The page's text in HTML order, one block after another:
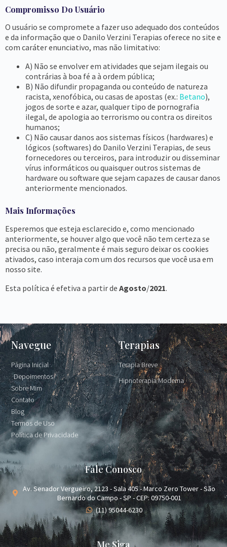
Compromisso Do Usuário
O usuário se compromete a fazer uso adequado dos conteúdos
e da informação que o Danilo Verzini Terapias oferece no site e
com caráter enunciativo, mas não limitativo:
A) Não se envolver em atividades que sejam ilegais ou
contrárias à boa fé a à ordem pública;
B) Não difundir propaganda ou conteúdo de natureza
racista, xenofóbica, ou casas de apostas (ex.: Betano),
jogos de sorte e azar, qualquer tipo de pornografia
ilegal, de apologia ao terrorismo ou contra os direitos
humanos;
C) Não causar danos aos sistemas físicos (hardwares) e
lógicos (softwares) do Danilo Verzini Terapias, de seus
fornecedores ou terceiros, para introduzir ou disseminar
vírus informáticos ou quaisquer outros sistemas de
hardware ou software que sejam capazes de causar danos
anteriormente mencionados.
Mais Informações
Esperemos que esteja esclarecido e, como mencionado
anteriormente, se houver algo que você não tem certeza se
precisa ou não, geralmente é mais seguro deixar os cookies
ativados, caso interaja com um dos recursos que você usa em
nosso site.
Esta política é efetiva a partir de Agosto/2021.
Navegue
Página Inicial
Depoimentos
Sobre Mim
Contato
Blog
Termos de Uso
Política de Privacidade
Terapias
Terapia Breve
Hipnoterapia Moderna
Fale Conosco
Av. Senador Vergueiro, 2123 - Sala 405 - Marco Zero Tower - São
Bernardo do Campo - SP - CEP: 09750-001
(11) 95044-6230
Me Siga